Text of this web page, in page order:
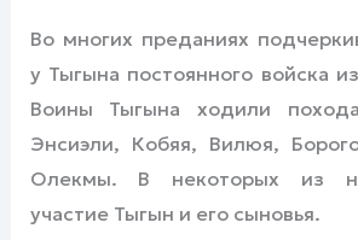
Во многих преданиях
у Тыгына постоянного войска
Воины Тыгына ходили
Энсиэли, Кобяя, Вилюя,
Олекмы. В некоторых из
участие Тыгын и его сыновья.